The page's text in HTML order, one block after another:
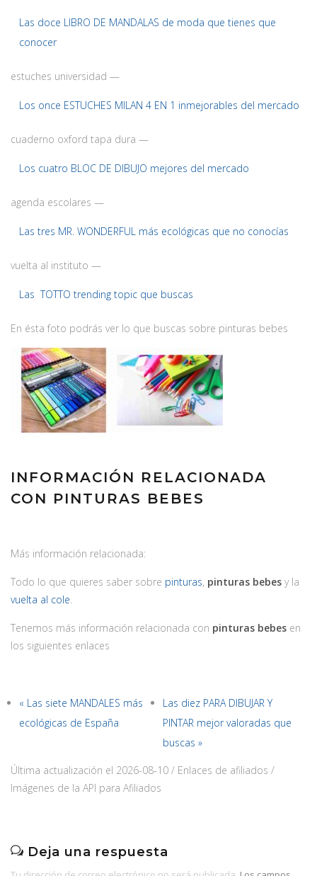
Las doce LIBRO DE MANDALAS de moda que tienes que
conocer
estuches universidad —
Los once ESTUCHES MILAN 4 EN 1 inmejorables del mercado
cuaderno oxford tapa dura —
Los cuatro BLOC DE DIBUJO mejores del mercado
agenda escolares —
Las tres MR. WONDERFUL más ecológicas que no conocías
vuelta al instituto —
Las TOTTO trending topic que buscas
En ésta foto podrás ver lo que buscas sobre pinturas bebes
INFORMACIÓN RELACIONADA
CON PINTURAS BEBES
Más información relacionada:
Todo lo que quieres saber sobre pinturas, pinturas bebes y la
vuelta al cole.
Tenemos más información relacionada con pinturas bebes en
los siguientes enlaces
« Las siete MANDALES más
ecológicas de España
Las diez PARA DIBUJAR Y
PINTAR mejor valoradas que
buscas »
Última actualización el 2026-08-10 / Enlaces de afiliados /
Imágenes de la API para Afiliados
Deja una respuesta